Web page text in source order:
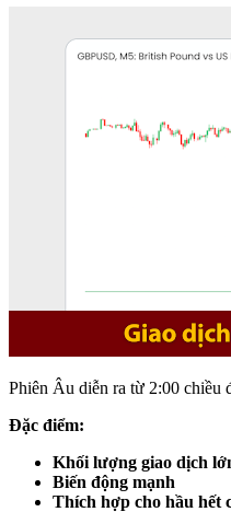
Phiên Âu diễn ra từ 2:00 chiều
Đặc điểm:
Khối lượng giao dịch
Biến động mạnh
Thích hợp cho hầu hết